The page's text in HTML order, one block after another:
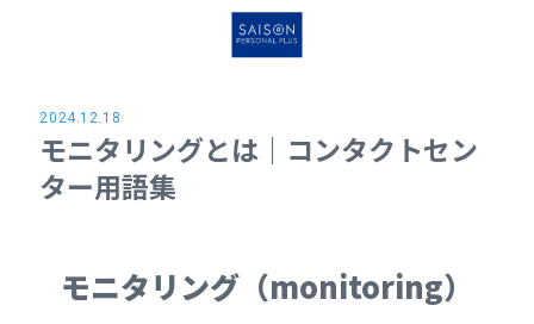
2024.12.18
モニタリングとは｜コンタクトセン
ター用語集
モニタリング（monitoring）